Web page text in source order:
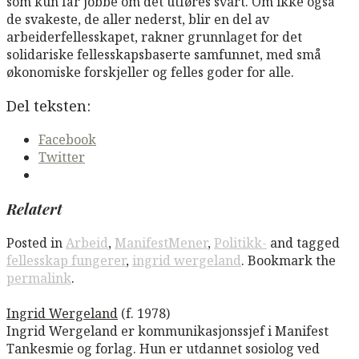
de svakeste, de aller nederst, blir en del av
arbeiderfellesskapet, rakner grunnlaget for det
solidariske fellesskapsbaserte samfunnet, med små
økonomiske forskjeller og felles goder for alle.
Del teksten:
Facebook
Twitter
Relatert
Posted inArbeid,ManifestMener,Politikk- and tagged
fellesskap fungerer,ingrid wergeland. Bookmark the
permalink.
Ingrid Wergeland (f. 1978)
Ingrid Wergeland er kommunikasjonssjef i Manifest
Tankesmie og forlag. Hun er utdannet sosiolog ved